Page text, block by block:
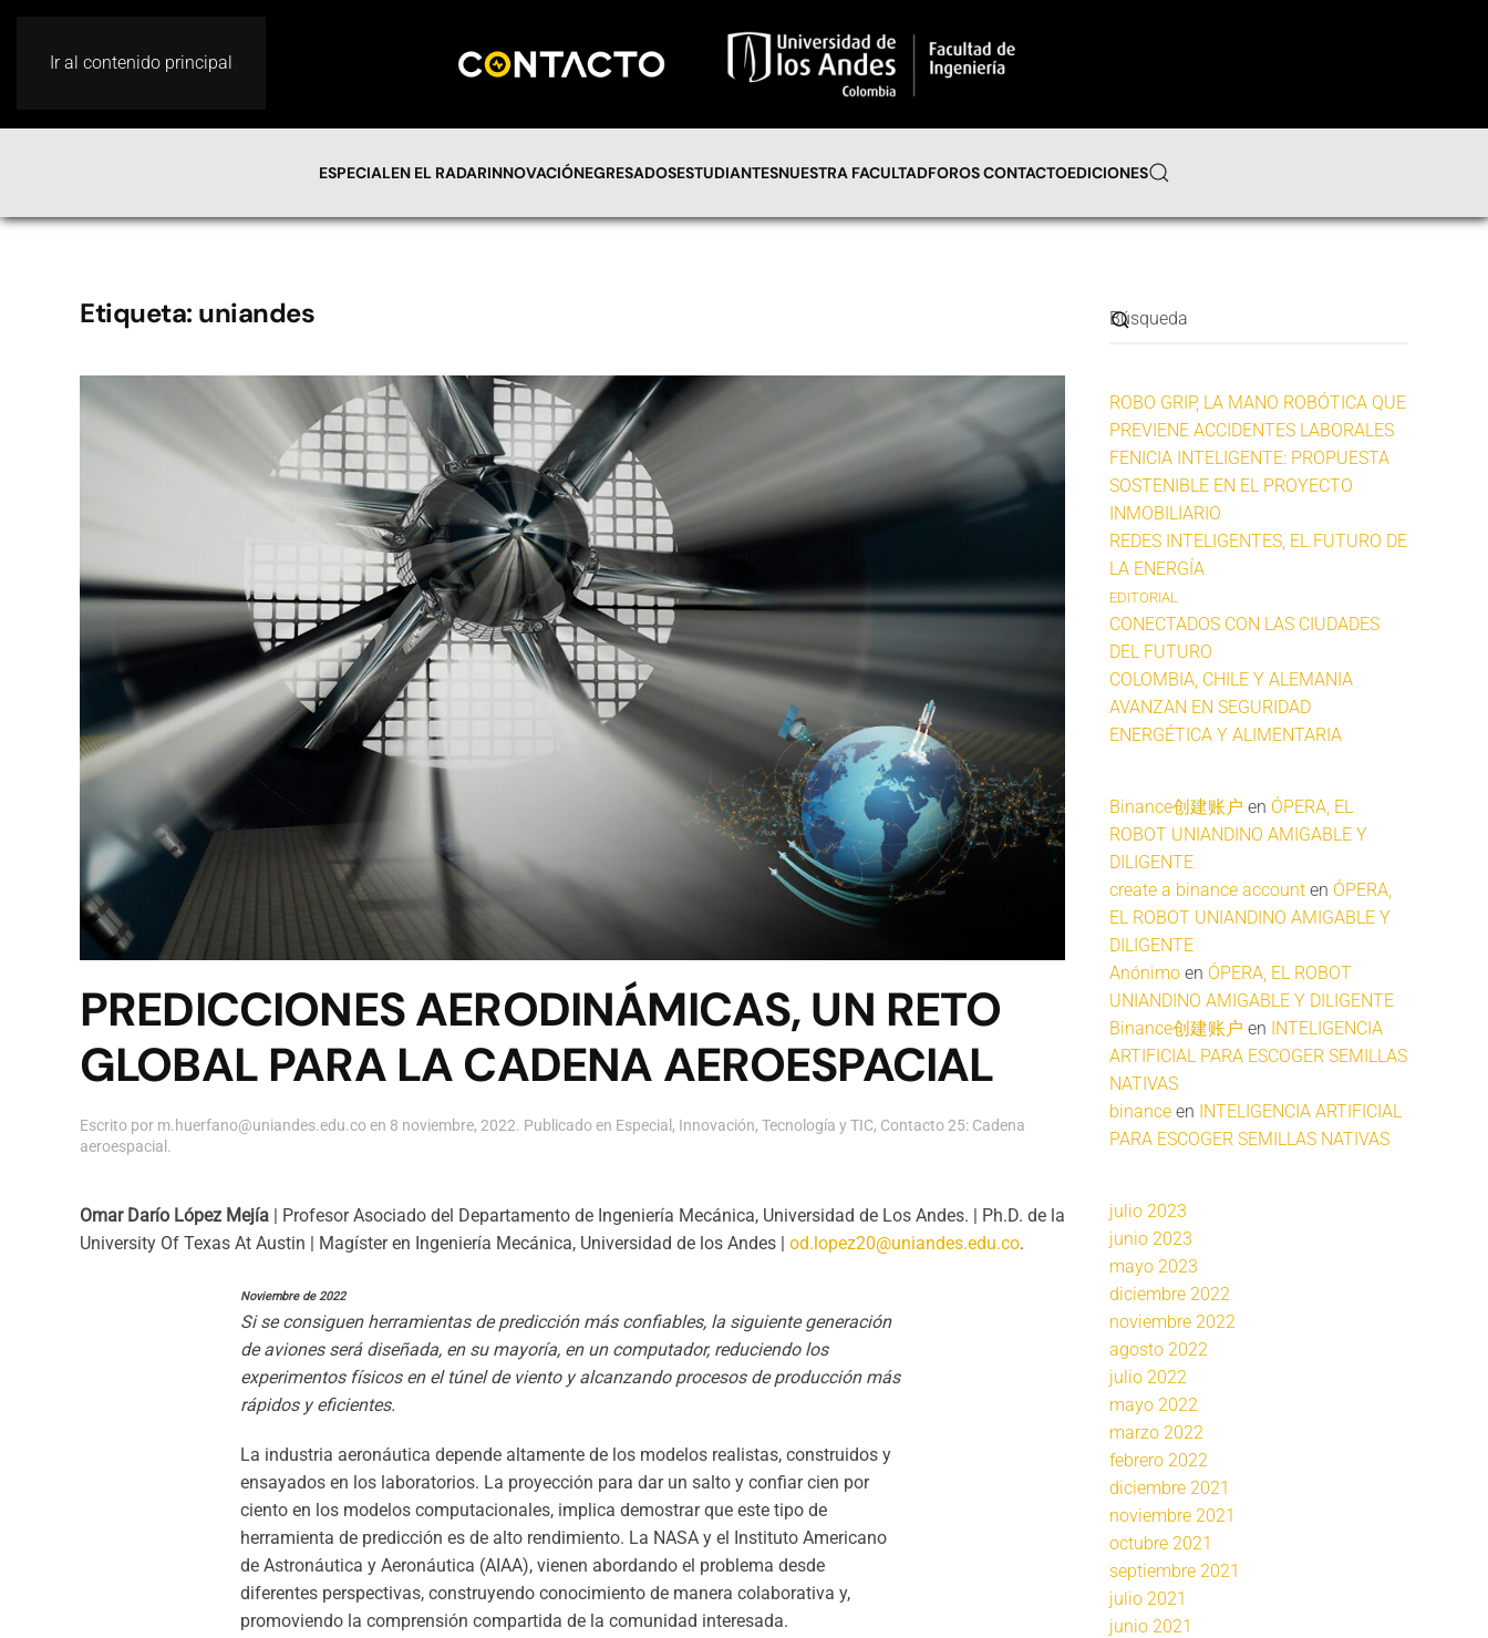
Ir al contenido principal
ESPECIALEN EL RADARINNOVACIÓNEGRESADOSESTUDIANTESNUESTRA FACULTADFOROS CONTACTOEDICIONES
Etiqueta: uniandes
PREDICCIONES AERODINÁMICAS, UN RETO
GLOBAL PARA LA CADENA AEROESPACIAL
Escrito por m.huerfano@uniandes.edu.coen 8 noviembre, 2022. Publicado en Especial , Innovación, Tecnología y TIC, Contacto 25: Cadena
aeroespacial .
Omar Darío López Mejía | Profesor Asociado del Departamento de Ingeniería Mecánica, Universidad de Los Andes. | Ph.D. de la
University Of Texas At Austin | Magíster en Ingeniería Mecánica, Universidad de los Andes | od.lopez20@uniandes.edu.co.
Noviembre de 2022
Si se consiguen herramientas de predicción más confiables, la siguiente generación
de aviones será diseñada, en su mayoría, en un computador, reduciendo los
experimentos físicos en el túnel de viento y alcanzando procesos de producción más
rápidos y eficientes.
La industria aeronáutica depende altamente de los modelos realistas, construidos y
ensayados en los laboratorios. La proyección para dar un salto y confiar cien por
ciento en los modelos computacionales, implica demostrar que este tipo de
herramienta de predicción es de alto rendimiento. La NASA y el Instituto Americano
de Astronáutica y Aeronáutica (AIAA), vienen abordando el problema desde
diferentes perspectivas, construyendo conocimiento de manera colaborativa y,
promoviendo la comprensión compartida de la comunidad interesada.
ROBO GRIP, LA MANO ROBÓTICA QUE
PREVIENE ACCIDENTES LABORALES
FENICIA INTELIGENTE: PROPUESTA
SOSTENIBLE EN EL PROYECTO
INMOBILIARIO
REDES INTELIGENTES, EL FUTURO DE
LA ENERGÍA
EDITORIAL
CONECTADOS CON LAS CIUDADES
DEL FUTURO
COLOMBIA, CHILE Y ALEMANIA
AVANZAN EN SEGURIDAD
ENERGÉTICA Y ALIMENTARIA
Binance创建账户 en ÓPERA, EL
ROBOT UNIANDINO AMIGABLE Y
DILIGENTE
create a binance account en ÓPERA,
EL ROBOT UNIANDINO AMIGABLE Y
DILIGENTE
Anónimo en ÓPERA, EL ROBOT
UNIANDINO AMIGABLE Y DILIGENTE
Binance创建账户 en INTELIGENCIA
ARTIFICIAL PARA ESCOGER SEMILLAS
NATIVAS
binance en INTELIGENCIA ARTIFICIAL
PARA ESCOGER SEMILLAS NATIVAS
julio 2023
junio 2023
mayo 2023
diciembre 2022
noviembre 2022
agosto 2022
julio 2022
mayo 2022
marzo 2022
febrero 2022
diciembre 2021
noviembre 2021
octubre 2021
septiembre 2021
julio 2021
junio 2021